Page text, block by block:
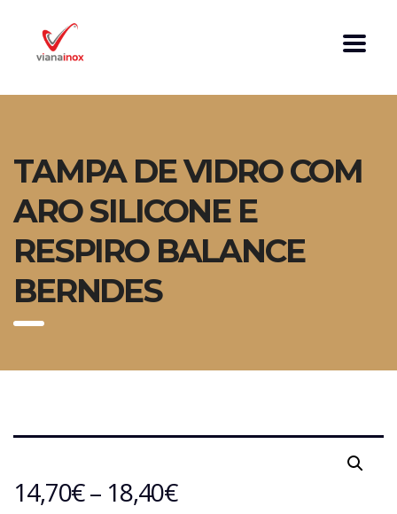
TAMPA DE VIDRO COM
ARO SILICONE E
RESPIRO BALANCE
BERNDES
14,70€– 18,40€